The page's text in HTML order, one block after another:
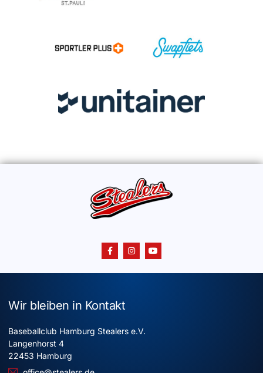
Wir bleiben in Kontakt
Baseballclub Hamburg Stealers e.V.
Langenhorst 4
22453 Hamburg